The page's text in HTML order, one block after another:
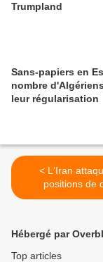
Trumpland
Sans-papiers en
nombre
leur régularisation
< L'Iran attaque les
positions de
organisations
Hébergé par
Top articles